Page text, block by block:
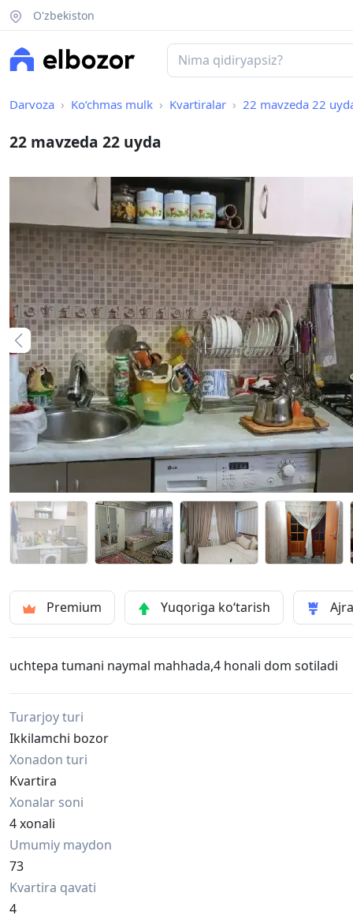
O'zbekiston
Darvoza Ko‘chmas mulk Kvartiralar 22 mavzeda 22
22 mavzeda 22 uyda
Premium Yuqoriga ko‘tarish
uchtepa tumani naymal mahhada,4 honali dom sotiladi
Turarjoy turi
Ikkilamchi bozor
Xonadon turi
Kvartira
Xonalar soni
4 xonali
Umumiy maydon
73
Kvartira qavati
4